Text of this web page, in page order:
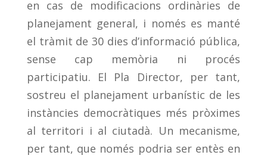
en cas de modificacions ordinàries de
planejament general, i només es manté
el tràmit de 30 dies d’informació pública,
sense cap memòria ni procés
participatiu. El Pla Director, per tant,
sostreu el planejament urbanístic de les
instàncies democràtiques més pròximes
al territori i al ciutadà. Un mecanisme,
per tant, que només podria ser entès en